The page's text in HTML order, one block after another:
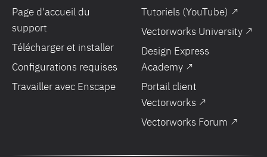
Page d'accueil du
support
Télécharger et installer
Configurations requises
Travailler avec Enscape
Tutoriels (YouTube) ↗
Vectorworks University ↗
Design Express
Academy ↗
Portail client
Vectorworks ↗
Vectorworks Forum ↗